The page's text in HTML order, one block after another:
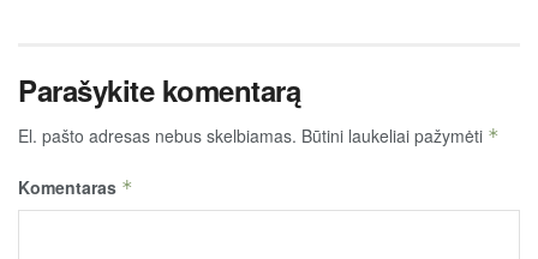
Parašykite komentarą
El. pašto adresas nebus skelbiamas. Būtini laukeliai pažymėti *
Komentaras *